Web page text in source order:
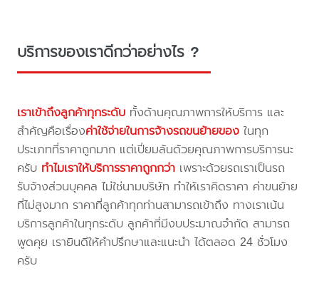
บริการของเราดีกว่าอย่างไร ?
เราเข้าถึงลูกค้าทุกระดับ ทั้งด้านคุณภาพการให้บริการ และ
สำคัญคือเรื่องค่าใช้จ่ายในการจ้างรถขนย้ายของ ในทุก
ประเภทที่ราคาถูกมาก แต่เปี่ยมล้นด้วยคุณภาพการบริการนะ
ครับ ทำไมเราให้บริการราคาถูกกว่า เพราะด้วยรถเราเป็นรถ
รับจ้างส่วนบุคคล ไม่ใช่นามบริษัท ทำให้เราคิดราคา ค่าขนย้าย
ที่ไม่สูงมาก ราคาที่ลูกค้าทุกท่านสามารถเข้าถึง ทางเราเน้น
บริการลูกค้าในทุกระดับ ลูกค้าที่มีงบประมาณจำกัด สามารถ
พูดคุย เรายินดีให้คำปรึกษาและแนะนำ ได้ตลอด 24 ชั่วโมง
ครับ